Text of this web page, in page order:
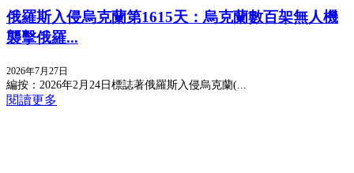
俄羅斯入侵烏克蘭第1615天：烏克蘭數百架無人機
襲擊俄羅...
2026年7月27日
編按：2026年2月24日標誌著俄羅斯入侵烏克蘭(...
閱讀更多